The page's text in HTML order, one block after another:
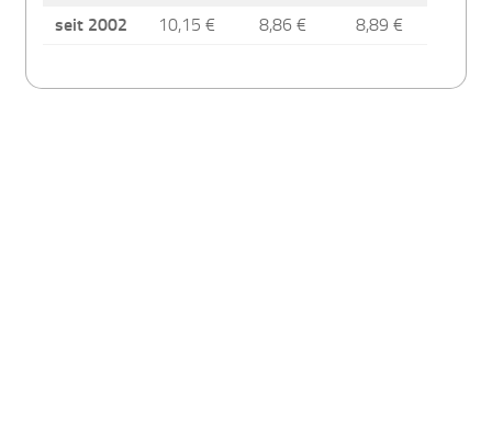
seit 2002 10,15 € 8,86 € 8,89 €